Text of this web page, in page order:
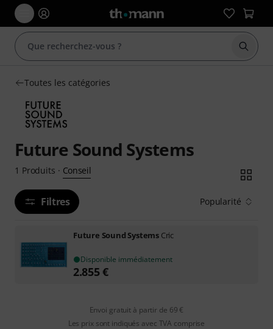
Toutes les catégories
Future Sound Systems
1 Produits · Conseil
Filtres Popularité
Future Sound Systems Cric
Disponible immédiatement
2.855€
Envoi gratuit à partir de 69 €
Les prix sont indiqués avec TVA comprise